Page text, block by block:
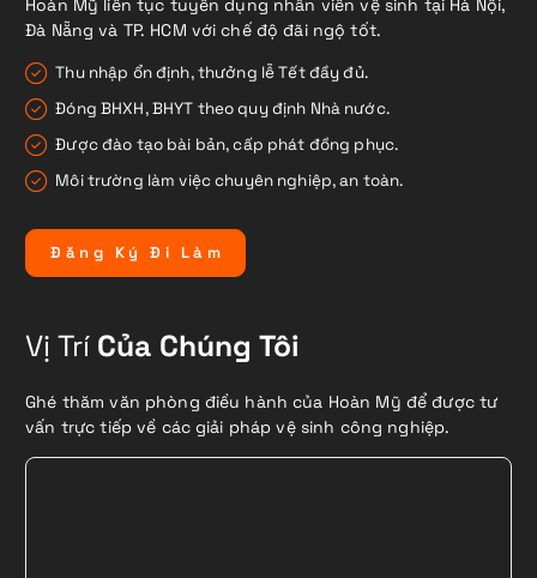
Hoàn Mỹ liên tục tuyển dụng nhân viên vệ sinh tại Hà Nội,
Đà Nẵng và TP. HCM với chế độ đãi ngộ tốt.
Thu nhập ổn định, thưởng lễ Tết đầy đủ.
Đóng BHXH, BHYT theo quy định Nhà nước.
Được đào tạo bài bản, cấp phát đồng phục.
Môi trường làm việc chuyên nghiệp, an toàn.
Đ ă n g Ký Đ i L à m
Vị TríCủa Chúng Tôi
Ghé thăm văn phòng điều hành của Hoàn Mỹ để được tư
vấn trực tiếp về các giải pháp vệ sinh công nghiệp.